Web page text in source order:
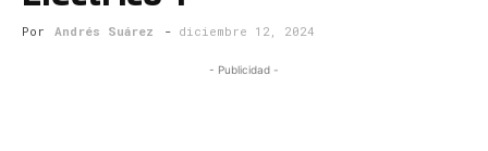
Por Andrés Suárez - diciembre 12, 2024
- Publicidad -